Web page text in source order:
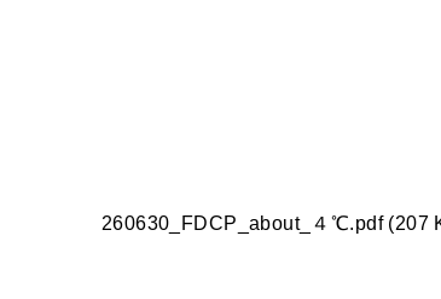
260630_FDCP_about_４℃.pdf (207